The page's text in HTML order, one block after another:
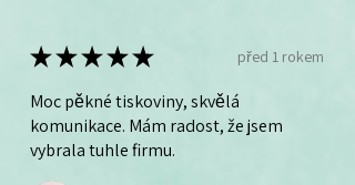
★★★★★ před 1 rokem
Moc pěkné tiskoviny, skvělá
komunikace. Mám radost, že jsem
vybrala tuhle firmu.